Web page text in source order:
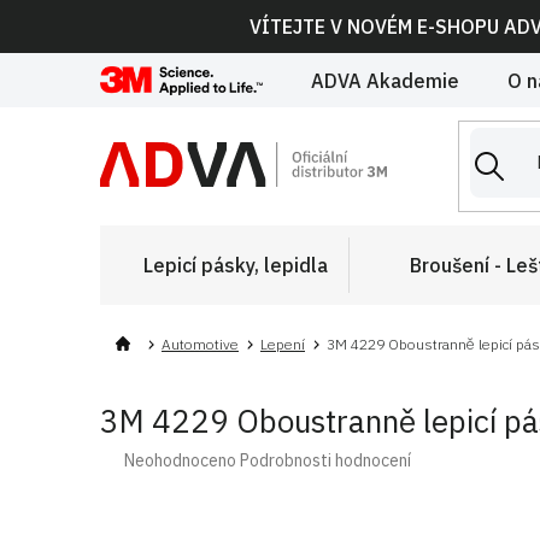
obsah
VÍTEJTE V NOVÉM E-SHOPU
ADVA Akademie O
Lepicí pásky, lepidla Broušení -
Automotive Lepení 3M 4229 Oboustranně lepicí
3M 4229 Oboustranně lepicí
Průměrné
Neohodnoceno Podrobnosti hodnocení